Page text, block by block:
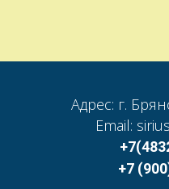
Адрес: г.
Email:
+7